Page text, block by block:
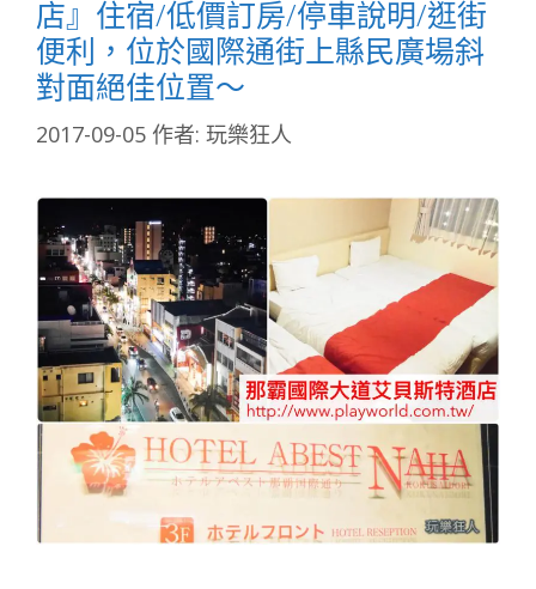
店』住宿/低價訂房/停車說明/逛街
便利，位於國際通街上縣民廣場斜
對面絕佳位置～
2017-09-05 作者: 玩樂狂人